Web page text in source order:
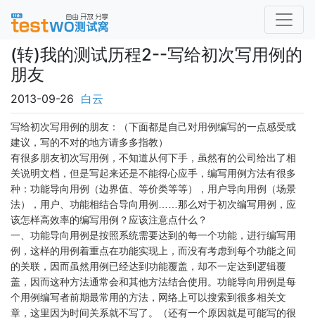
(转)我的测试历程2--写给初次写用例的
朋友
2013-09-26 白云
写给初次写用例的朋友：（下面都是自己对用例编写的一点感受或
建议，写的不对的地方请多多指教）
有很多朋友初次写用例，不知道从何下手，虽然有的公司给出了相
关说明文档，但是写起来还是不能得心应手，编写用例方法有很多
种：功能导向用例（边界值、等价类等等），用户导向用例（场景
法），用户、功能相结合导向用例……那么对于初次编写用例，应
该怎样高效率的编写用例？应该注意点什么？
一、功能导向用例是按照系统需要达到的每一个功能，进行编写用
例，这样的用例着重点在功能实现上，而没有考虑到每个功能之间
的关联，因而虽然用例已经达到功能覆盖，却不一定达到逻辑覆
盖，因而这种方法通常会和其他方法结合使用。功能导向用例是每
个用例编写者前期最常用的方法，网络上可以搜索到很多相关文
章，这里因为时间关系就不写了。（还有一个原因就是可能写的很